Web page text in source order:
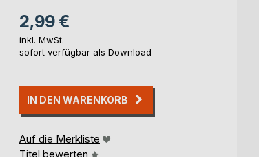
2,99 €
inkl. MwSt.
sofort verfügbar als Download
IN DEN WARENKORB
Auf die Merkliste
Titel bewerten